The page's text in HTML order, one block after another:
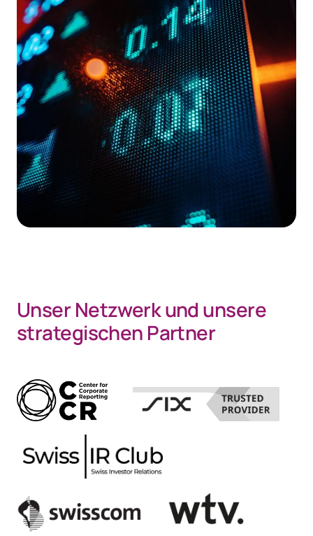
Unser Netzwerk und unsere
strategischen Partner